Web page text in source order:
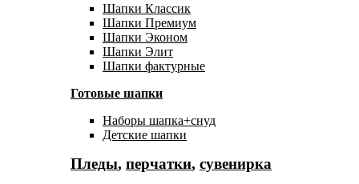
Шапки Классик
Шапки Премиум
Шапки Эконом
Шапки Элит
Шапки фактурные
Готовые шапки
Наборы шапка+снуд
Детские шапки
Пледы, перчатки, сувенирка